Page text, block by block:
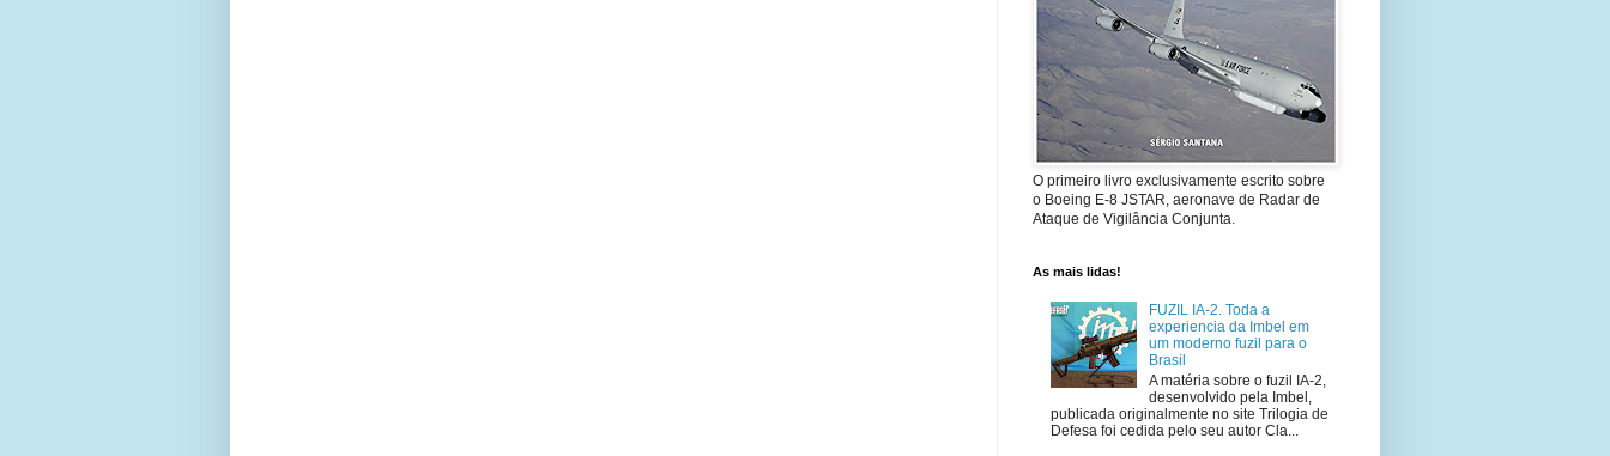
O primeiro livro exclusivamente escrito sobre
o Boeing E-8 JSTAR, aeronave de Radar de
Ataque de Vigilância Conjunta.
As mais lidas!
FUZIL IA-2. Toda a
experiencia da Imbel em
um moderno fuzil para o
Brasil
A matéria sobre o fuzil IA-2,
desenvolvido pela Imbel,
publicada originalmente no site Trilogia de
Defesa foi cedida pelo seu autor Cla...